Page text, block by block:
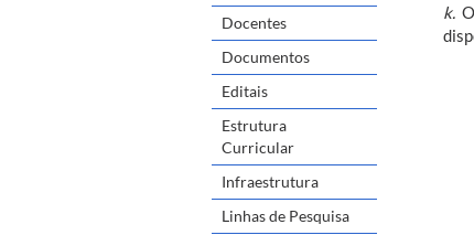
Docentes
Documentos
Editais
Estrutura
Curricular
Infraestrutura
Linhas de Pesquisa
k.